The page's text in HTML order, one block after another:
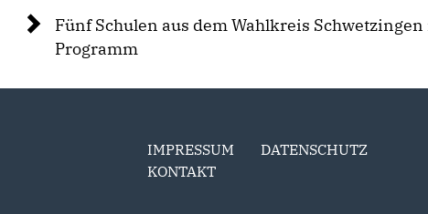
Fünf Schulen aus dem Wahlkreis
Programm
IMPRESSUM
DATENSCHUTZ
KONTAKT